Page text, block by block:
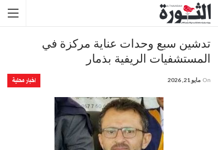
تدشين سبع وحدات عناية مركزة في
المستشفيات الريفية بذمار
اخبار محلية On مايو 21, 2026